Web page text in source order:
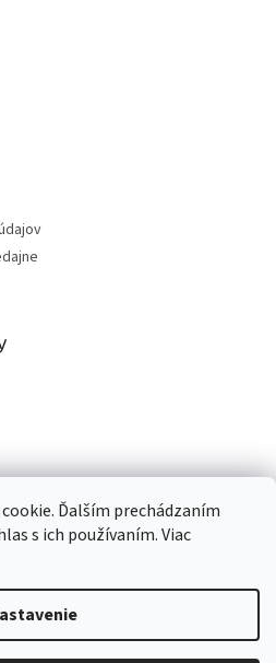
Ďalším prechádzaním
s ich používaním. Viac
Vytvoril Shoptet